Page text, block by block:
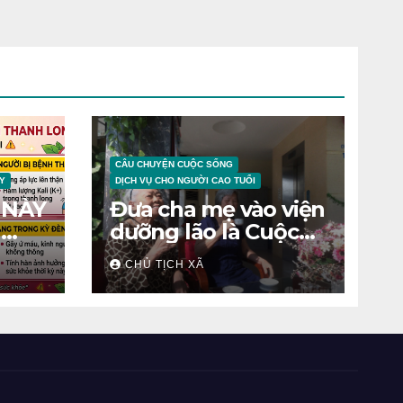
CÂU CHUYỆN CUỘC SỐNG
DỊCH VỤ CHO NGƯỜI CAO TUỔI
Đưa cha mẹ vào viện
dưỡng lão là Cuộc
chiến tâm lý
CHỦ TỊCH XÃ